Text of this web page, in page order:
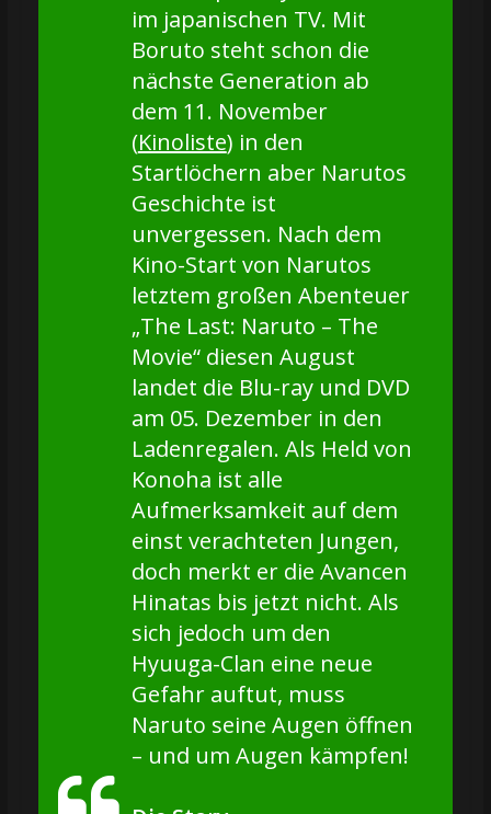
im japanischen TV. Mit
Boruto steht schon die
nächste Generation ab
dem 11. November
(Kinoliste) in den
Startlöchern aber Narutos
Geschichte ist
unvergessen. Nach dem
Kino-Start von Narutos
letztem großen Abenteuer
„The Last: Naruto – The
Movie“ diesen August
landet die Blu-ray und DVD
am 05. Dezember in den
Ladenregalen. Als Held von
Konoha ist alle
Aufmerksamkeit auf dem
einst verachteten Jungen,
doch merkt er die Avancen
Hinatas bis jetzt nicht. Als
sich jedoch um den
Hyuuga-Clan eine neue
Gefahr auftut, muss
Naruto seine Augen öffnen
– und um Augen kämpfen!